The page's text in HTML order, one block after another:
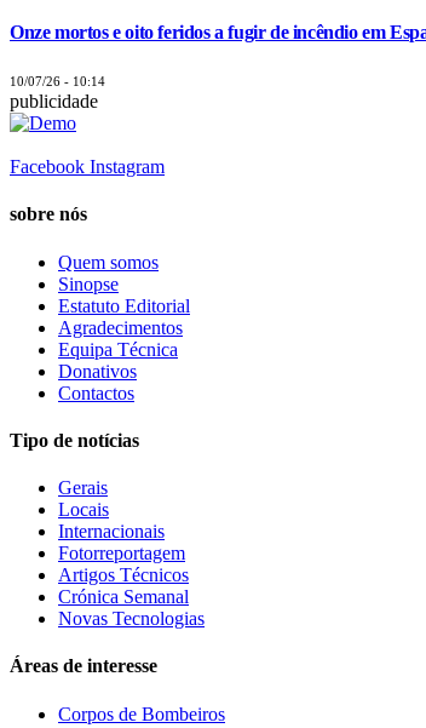
Onze mortos e oito feridos a fugir de incêndio em
10/07/26 - 10:14
publicidade
Facebook Instagram
sobre nós
Quem somos
Sinopse
Estatuto Editorial
Agradecimentos
Equipa Técnica
Donativos
Contactos
Tipo de notícias
Gerais
Locais
Internacionais
Fotorreportagem
Artigos Técnicos
Crónica Semanal
Novas Tecnologias
Áreas de interesse
Corpos de Bombeiros